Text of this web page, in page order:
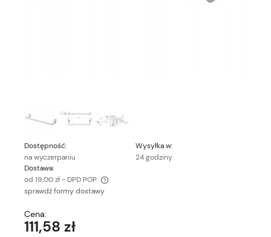
Dostępność:
na wyczerpaniu
Wysyłka w:
24 godziny
Dostawa:
od 19,00 zł- DPD POP
Cena nie zawiera ewentualnych kosztów płatności
sprawdź formy dostawy
Cena:
111,58 zł